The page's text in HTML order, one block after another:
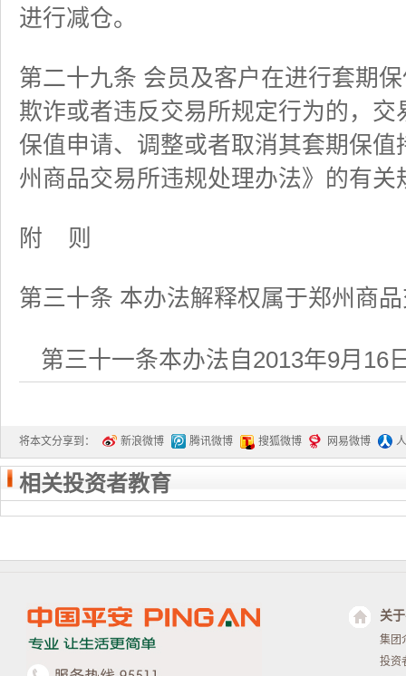
进行减仓。
第二十九条 会员及客户在进行套期
欺诈或者违反交易所规定行为的，
保值申请、调整或者取消其套期保
州商品交易所违规处理办法》的有关
附 则
第三十条 本办法解释权属于郑州商
第三十一条本办法自2013年9月 16
将本文分享到： 新浪微博 腾讯微博 搜狐微博 网易微博
相关投资者教育
关
集团
投资